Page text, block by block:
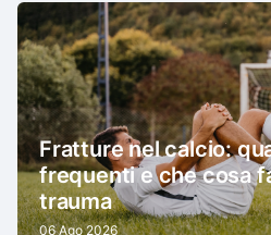
Fratture nel calcio:
frequenti e che cosa
trauma
06 Ago 2026